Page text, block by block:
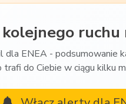
ruchu
dla ENEA - podsumowanie
trafi do Ciebie w ciągu kilku